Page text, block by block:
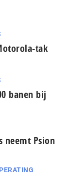
tak
banen bij
neemt Psion